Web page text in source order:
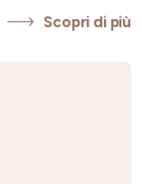
Scopri di più